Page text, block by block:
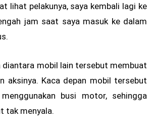
lihat pelakunya, saya kembali lagi ke
jam saat saya masuk ke dalam
diantara mobil lain tersebut membuat
aksinya. Kaca depan mobil tersebut
busi motor, sehingga
tak menyala.